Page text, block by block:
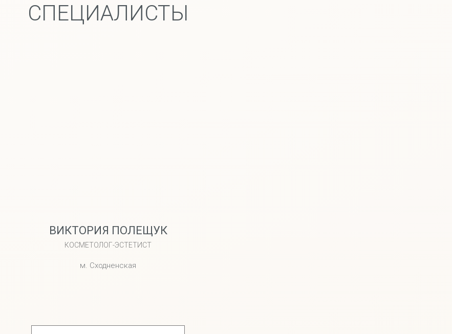
СПЕЦИАЛИСТЫ
ВИКТОРИЯ ПОЛЕЩУК
КОСМЕТОЛОГ-ЭСТЕТИСТ
м. Сходненская